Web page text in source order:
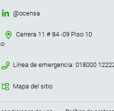
@ocensa
Carrera 11 # 84 -09 Piso 10
Línea de emergencia: 018000
Mapa del sitio